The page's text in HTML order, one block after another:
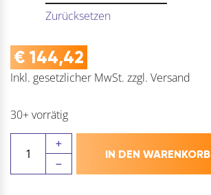
Zurücksetzen
€ 144,42
Inkl. gesetzlicher MwSt. zzgl. Versand
30+ vorrätig
DORMAKABA
Türschließer
TS
IN DEN WARENKORB